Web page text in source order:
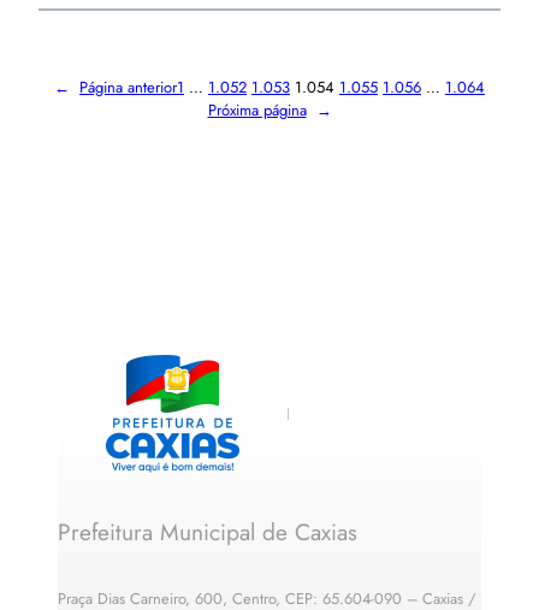
← Página anterior1 … 1.052 1.053 1.054 1.055 1.056 … 1.064
Próxima página →
Prefeitura Municipal de Caxias
Praça Dias Carneiro, 600, Centro, CEP: 65.604-090 – Caxias /